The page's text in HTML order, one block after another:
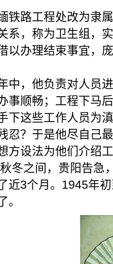
路工程处改为隶属
系，称为卫生组，
以办理结束事宜，
，他负责对人员进
事顺畅；工程下马
下这些工作人员为
忍？于是他尽自己
方设法为他们介绍
之间，贵阳告急
近3个月。1945年
。